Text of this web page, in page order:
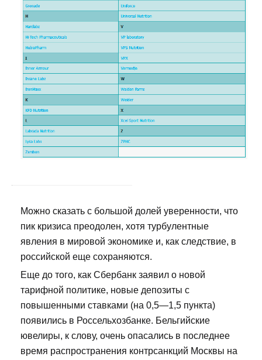
Можно сказать с большой долей уверенности, что
пик кризиса преодолен, хотя турбулентные
явления в мировой экономике и, как следствие, в
российской еще сохраняются.
Еще до того, как Сбербанк заявил о новой
тарифной политике, новые депозиты с
повышенными ставками (на 0,5—1,5 пункта)
появились в Россельхозбанке. Бельгийские
ювелиры, к слову, очень опасались в последнее
время распространения контрсанкций Москвы на